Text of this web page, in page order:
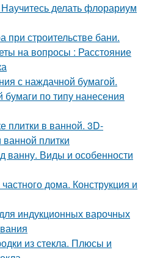
делать флорариум
при строительстве бани.
на вопросы : Расстояние
с наждачной бумагой.
по типу нанесения
плитки в ванной. 3D-
плитки
ванну. Виды и особенности
дома. Конструкция и
индукционных варочных
из стекла. Плюсы и